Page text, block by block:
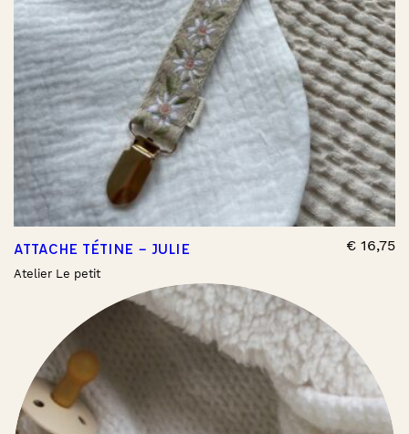
ATTACHE TÉTINE – JULIE
Atelier Le petit
€ 16,75